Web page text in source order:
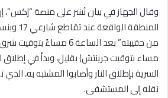
وقال الجهاز في بيان نُشر على منصة “إكس”،
المنطقة
مساء بتوقيت جرينتش) بقليل، وبدأ في إطلاق
السرية بإطلاق النار وأصابوا المشتبه به،
نقله إلى المستشفى.